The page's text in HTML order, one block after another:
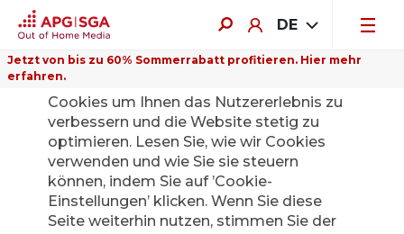
DE
Jetzt von bis zu 60% Sommerrabatt profitieren. Hier mehr
erfahren.Auf dieser Website verwenden wir
Cookies um Ihnen das Nutzererlebnis zu
verbessern und die Website stetig zu
optimieren. Lesen Sie, wie wir Cookies
verwenden und wie Sie sie steuern
können, indem Sie auf ’Cookie-
Einstellungen’ klicken. Wenn Sie diese
Seite weiterhin nutzen, stimmen Sie der